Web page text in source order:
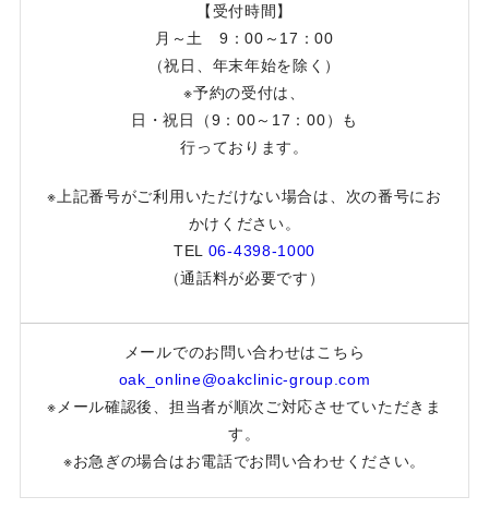
【受付時間】
月～土 9：00～17：00
（祝日、年末年始を除く）
※予約の受付は、
日・祝日（9：00～17：00）も
行っております。
※上記番号がご利用いただけない場合は、次の番号にお
かけください。
TEL 06-4398-1000
（通話料が必要です）
メールでのお問い合わせはこちら
oak_online@oakclinic-group.com
※メール確認後、担当者が順次ご対応させていただきま
す。
※お急ぎの場合はお電話でお問い合わせください。